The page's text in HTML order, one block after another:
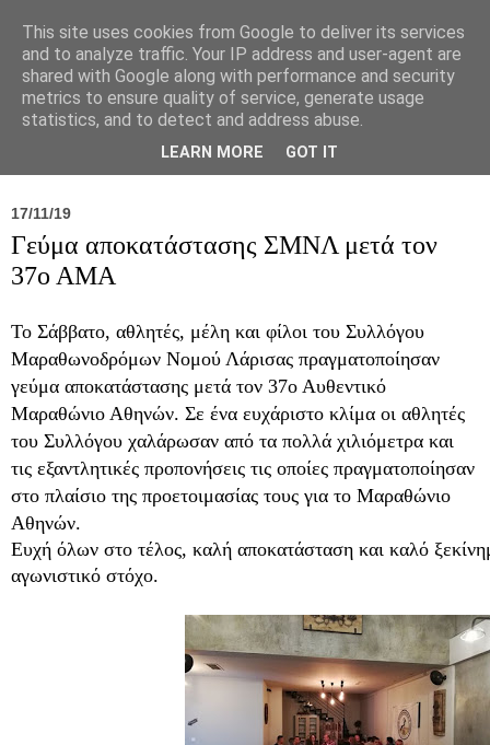
Σύλλογος Ιπποκράτειος
17/11/19
Γεύμα αποκατάστασης ΣΜΝΛ μετά τον
37ο ΑΜΑ
Το Σάββατο, αθλητές, μέλη και φίλοι του Συλλόγου
Μαραθωνοδρόμων Νομού Λάρισας πραγματοποίησαν
γεύμα αποκατάστασης μετά τον 37ο Αυθεντικό
Μαραθώνιο Αθηνών. Σε ένα ευχάριστο κλίμα οι αθλητές
του Συλλόγου χαλάρωσαν από τα πολλά χιλιόμετρα και
τις εξαντλητικές προπονήσεις τις οποίες πραγματοποίησαν
στο πλαίσιο της προετοιμασίας τους για το Μαραθώνιο
Αθηνών.
Ευχή όλων στο τέλος, καλή αποκατάσταση και καλό
αγωνιστικό στόχο.
This site uses cookies from Google to deliver its services
and to analyze traffic. Your IP address and user-agent are
shared with Google along with performance and security
metrics to ensure quality of service, generate usage
statistics, and to detect and address abuse.
LEARN MORE GOT IT